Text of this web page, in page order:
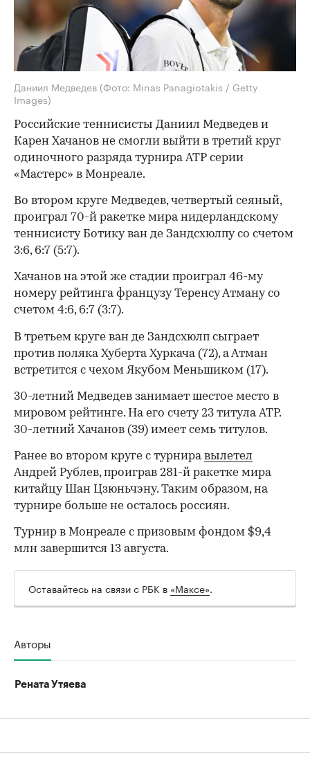
Даниил Медведев (Фото: Minas Panagiotakis / Getty
Images)
Российские теннисисты Даниил Медведев и
Карен Хачанов не смогли выйти в третий круг
одиночного разряда турнира ATP серии
«Мастерс» в Монреале.
Во втором круге Медведев, четвертый сеяный,
проиграл 70-й ракетке мира нидерландскому
теннисисту Ботику ван де Зандсхюлпу со счетом
3:6, 6:7 (5:7).
Хачанов на этой же стадии проиграл 46-му
номеру рейтинга французу Теренсу Атману со
счетом 4:6, 6:7 (3:7).
00:00 / 00:00
В третьем круге ван де Зандсхюлп сыграет
против поляка Хуберта Хуркача (72), а Атман
встретится с чехом Якубом Меньшиком (17).
30-летний Медведев занимает шестое место в
мировом рейтинге. На его счету 23 титула ATP.
30-летний Хачанов (39) имеет семь титулов.
Ранее во втором круге с турниравылетел
Андрей Рублев, проиграв 281-й ракетке мира
китайцу Шан Цзюньчэну. Таким образом, на
турнире больше не осталось россиян.
Турнир в Монреале с призовым фондом $9,4
млн завершится 13 августа.
Оставайтесь на связи с РБК в «Максе».
Авторы
Рената Утяева